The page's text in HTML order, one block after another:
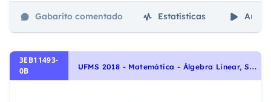
Gabarito comentado Estatísticas Aulas
3EB11493-
0B
U
FMS 2018 - Matemática - Álgebra Linear, Sistemas Lineares